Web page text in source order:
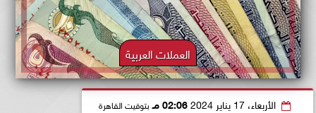
العملات العربية
الأربعاء، 17 يناير 2024 02:06 مـ بتوقيت القاهرة